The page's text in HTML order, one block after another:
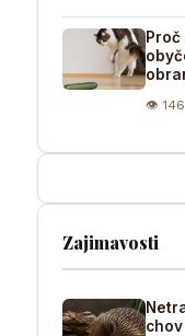
👁 146
Zajimavosti